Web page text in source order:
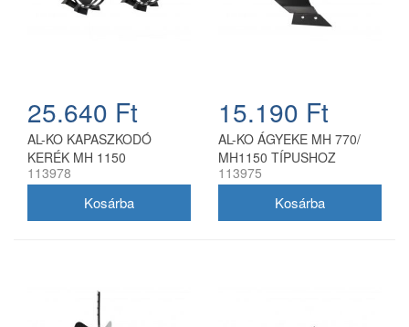
25.640 Ft
AL-KO KAPASZKODÓ
KERÉK MH 1150
113978
15.190 Ft
AL-KO ÁGYEKE MH 770/
MH1150 TÍPUSHOZ
113975